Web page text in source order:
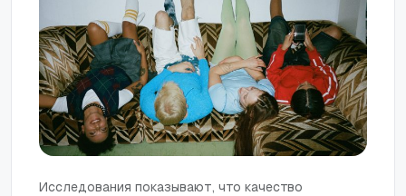
Исследования показывают, что качество